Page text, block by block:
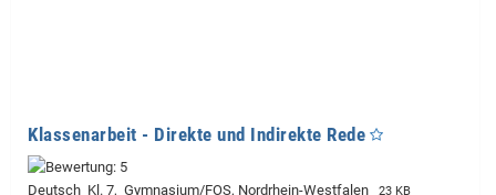
Klassenarbeit - Direkte und Indirekte Rede
Deutsch Kl. 7, Gymnasium/FOS, Nordrhein-Westfalen 23 KB